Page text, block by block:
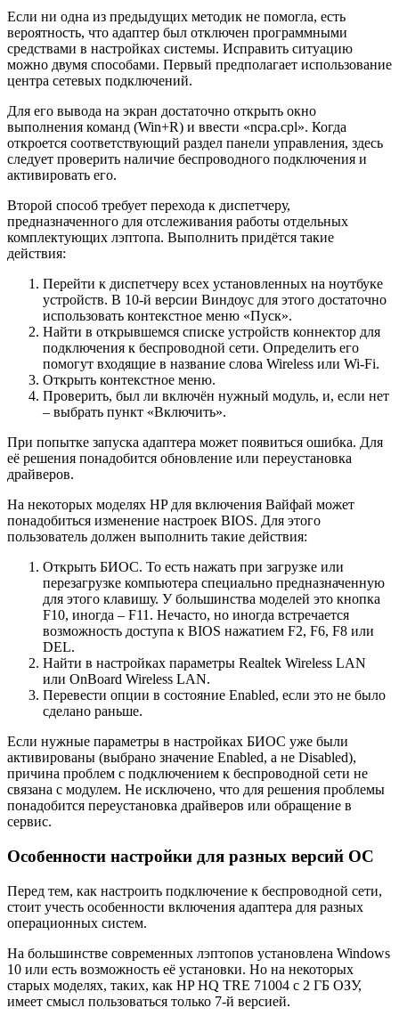
Если ни одна из предыдущих методик не помогла, есть
вероятность, что адаптер был отключен программными
средствами в настройках системы. Исправить ситуацию
можно двумя способами. Первый предполагает использование
центра сетевых подключений.
Для его вывода на экран достаточно открыть окно
выполнения команд (Win+R) и ввести «ncpa.cpl». Когда
откроется соответствующий раздел панели управления, здесь
следует проверить наличие беспроводного подключения и
активировать его.
Второй способ требует перехода к диспетчеру,
предназначенного для отслеживания работы отдельных
комплектующих лэптопа. Выполнить придётся такие
действия:
Перейти к диспетчеру всех установленных на ноутбуке
устройств. В 10-й версии Виндоус для этого достаточно
использовать контекстное меню «Пуск».
Найти в открывшемся списке устройств коннектор для
подключения к беспроводной сети. Определить его
помогут входящие в название слова Wireless или Wi-Fi.
Открыть контекстное меню.
Проверить, был ли включён нужный модуль, и, если нет
– выбрать пункт «Включить».
При попытке запуска адаптера может появиться ошибка. Для
её решения понадобится обновление или переустановка
драйверов.
На некоторых моделях HP для включения Вайфай может
понадобиться изменение настроек BIOS. Для этого
пользователь должен выполнить такие действия:
Открыть БИОС. То есть нажать при загрузке или
перезагрузке компьютера специально предназначенную
для этого клавишу. У большинства моделей это кнопка
F10, иногда – F11. Нечасто, но иногда встречается
возможность доступа к BIOS нажатием F2, F6, F8 или
DEL.
Найти в настройках параметры Realtek Wireless LAN
или OnBoard Wireless LAN.
Перевести опции в состояние Enabled, если это не было
сделано раньше.
Если нужные параметры в настройках БИОС уже были
активированы (выбрано значение Enabled, а не Disabled),
причина проблем с подключением к беспроводной сети не
связана с модулем. Не исключено, что для решения проблемы
понадобится переустановка драйверов или обращение в
сервис.
Особенности настройки для разных версий ОС
Перед тем, как настроить подключение к беспроводной сети,
стоит учесть особенности включения адаптера для разных
операционных систем.
На большинстве современных лэптопов установлена Windows
10 или есть возможность её установки. Но на некоторых
старых моделях, таких, как HP HQ TRE 71004 с 2 ГБ ОЗУ,
имеет смысл пользоваться только 7-й версией.